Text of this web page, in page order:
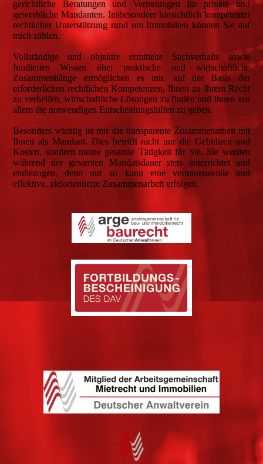
gerichtliche Beratungen und Vertretungen für private und
gewerbliche Mandanten. Insbesondere hinsichtlich kompetenter
rechtlicher Unterstützung rund um Immobilien können Sie auf
mich zählen.
Vollständige und objektiv ermittelte Sachverhalte sowie
fundiertes Wissen über praktische und wirtschaftliche
Zusammenhänge ermöglichen es mir, auf der Basis der
erforderlichen rechtlichen Kompetenzen, Ihnen zu Ihrem Recht
zu verhelfen, wirtschaftliche Lösungen zu finden und Ihnen vor
allem die notwendigen Entscheidungshilfen zu geben.
Besonders wichtig ist mir die transparente Zusammenarbeit mit
Ihnen als Mandant. Dies betrifft nicht nur die Gebühren und
Kosten, sondern meine gesamte Tätigkeit für Sie. Sie werden
während der gesamten Mandatsdauer stets unterrichtet und
einbezogen, denn nur so kann eine vertrauensvolle und
effektive, zielorientierte Zusammenarbeit erfolgen.